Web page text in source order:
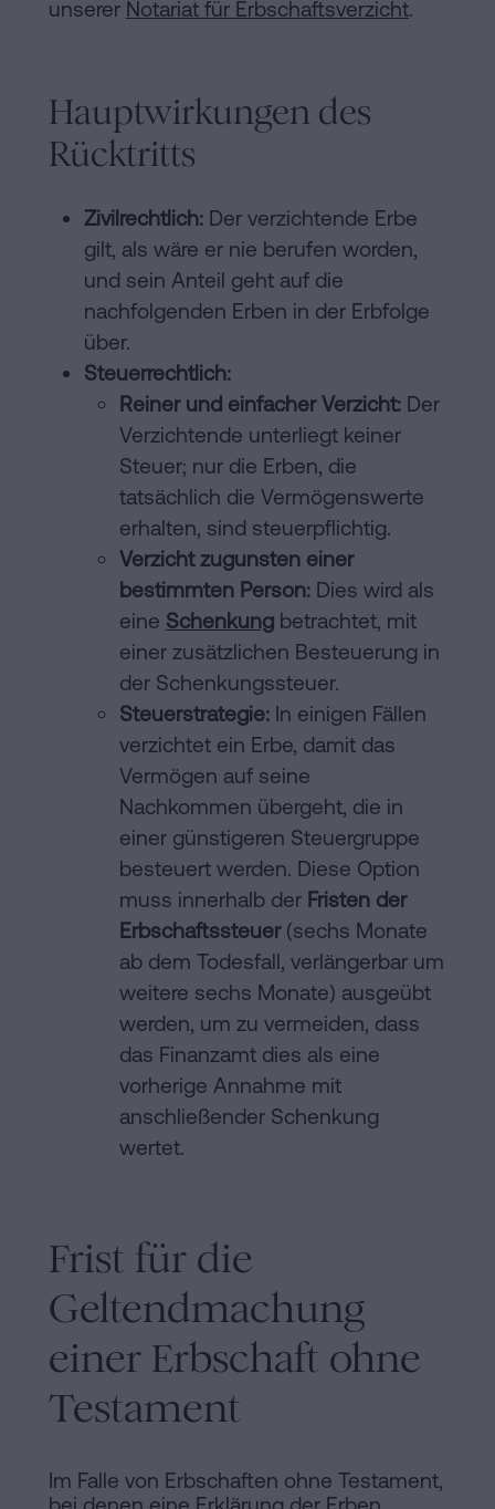
unserer Notariat für Erbschaftsverzicht.
Hauptwirkungen des
Rücktritts
Zivilrechtlich: Der verzichtende Erbe
gilt, als wäre er nie berufen worden,
und sein Anteil geht auf die
nachfolgenden Erben in der Erbfolge
über.
Steuerrechtlich:
Reiner und einfacher Verzicht: Der
Verzichtende unterliegt keiner
Steuer; nur die Erben, die
tatsächlich die Vermögenswerte
erhalten, sind steuerpflichtig.
Verzicht zugunsten einer
bestimmten Person: Dies wird als
eine Schenkung betrachtet, mit
einer zusätzlichen Besteuerung in
der Schenkungssteuer.
Steuerstrategie: In einigen Fällen
verzichtet ein Erbe, damit das
Vermögen auf seine
Nachkommen übergeht, die in
einer günstigeren Steuergruppe
besteuert werden. Diese Option
muss innerhalb der Fristen der
Erbschaftssteuer(sechs Monate
ab dem Todesfall, verlängerbar um
weitere sechs Monate) ausgeübt
werden, um zu vermeiden, dass
das Finanzamt dies als eine
vorherige Annahme mit
anschließender Schenkung
wertet.
Frist für die
Geltendmachung
einer Erbschaft ohne
Testament
Im Falle von Erbschaften ohne Testament,